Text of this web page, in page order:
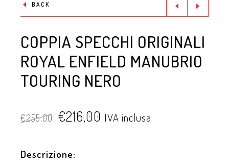
BACK
COPPIA SPECCHI ORIGINALI
ROYAL ENFIELD MANUBRIO
TOURING NERO
€255,00 €216,00 IVA inclusa
Descrizione: